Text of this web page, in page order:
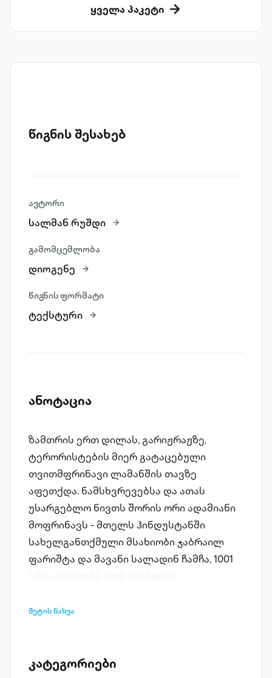
ყველა პაკეტი
წიგნის შესახებ
ავტორი
სალმან რუშდი
გამომცემლობა
დიოგენე
წიგნის ფორმატი
ტექსტური
ანოტაცია
ზამთრის ერთ დილას, გარიჟრაჟზე,
ტერორისტების მიერ გატაცებული
თვითმფრინავი ლამანშის თავზე
აფეთქდა. ნამსხვრევებსა და ათას
უსარგებლო ნივთს შორის ორი ადამიანი
მოფრინავს - მთელს ჰინდუსტანში
სახელგანთქმული მსახიობი ჯაბრაილ
ფარიშტა და მავანი სალადინ ჩამჩა, 1001
მოიმღერიან, მერე კი ზღვაში
დათოვლილ სანაპიროზე გამორიყავს.
მეტის ნახვა
კატეგორიები